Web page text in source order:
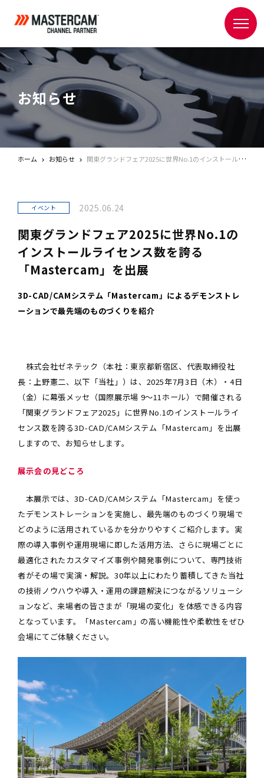
お知らせ
ホーム お知らせ 関東グランドフェア2025に世界No.1のインストールライセンス数を誇る「Mastercam」を出展
イベント 2025.06.24
関東グランドフェア2025に世界No.1の
インストールライセンス数を誇る
「Mastercam」を出展
3D-CAD/CAMシステム「Mastercam」によるデモンストレ
ーションで最先端のものづくりを紹介
株式会社ゼネテック（本社：東京都新宿区、代表取締役社
長：上野憲二、以下「当社」）は、2025年7月3日（木）・4日
（金）に幕張メッセ（国際展示場 9～11ホール）で開催される
「関東グランドフェア2025」に世界No.1のインストールライ
センス数を誇る3D-CAD/CAMシステム「Mastercam」を出展
しますので、お知らせします。
展示会の見どころ
本展示では、3D-CAD/CAMシステム「Mastercam」を使っ
たデモンストレーションを実施し、最先端のものづくり現場で
どのように活用されているかを分かりやすくご紹介します。実
際の導入事例や運用現場に即した活用方法、さらに現場ごとに
最適化されたカスタマイズ事例や開発事例について、専門技術
者がその場で実演・解説。30年以上にわたり蓄積してきた当社
の技術ノウハウや導入・運用の課題解決につながるソリューシ
ョンなど、来場者の皆さまが「現場の変化」を体感できる内容
となっています。「Mastercam」の高い機能性や柔軟性をぜひ
会場にてご体験ください。